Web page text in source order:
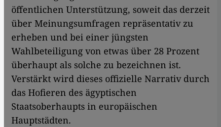
öffentlichen Unterstützung, soweit das derzeit
über Meinungsumfragen repräsentativ zu
erheben und bei einer jüngsten
Wahlbeteiligung von etwas über 28 Prozent
überhaupt als solche zu bezeichnen ist.
Verstärkt wird dieses offizielle Narrativ durch
das Hofieren des ägyptischen
Staatsoberhaupts in europäischen
Hauptstädten.